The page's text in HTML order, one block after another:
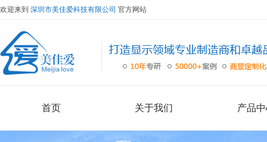
欢迎来到 深圳市美佳爱科技有限公司 官方网站
首页 关于我们 产品